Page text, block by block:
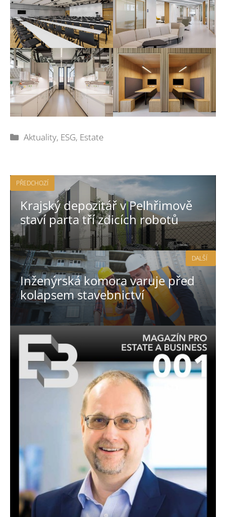
Rubriky
Aktuality, ESG, Estate
PŘEDCHOZÍ
Krajský depozitář v Pelhřimově
staví parta tří zdicích robotů
Inženýrská komora varuje před
kolapsem stavebnictví
DALŠÍ